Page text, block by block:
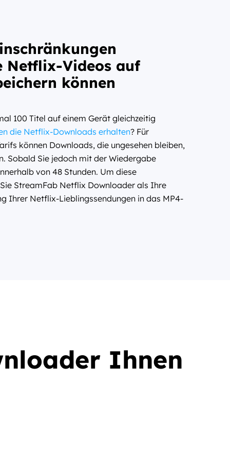
Netflix-Videos auf
können
100 Titel auf einem Gerät gleichzeitig
die Netflix-Downloads erhalten? Für
können Downloads, die ungesehen bleiben,
Sobald Sie jedoch mit der Wiedergabe
von 48 Stunden. Um diese
StreamFab Netflix Downloader als Ihre
Ihrer Netflix-Lieblingssendungen in das MP4-
Ihnen